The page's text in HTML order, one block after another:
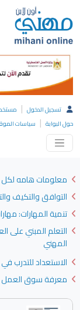
تسجيل الدخول |
حول البوابة | سياسات
معلومات هامه لكل
التوافق والتكيف
تنمية المهارات:
التعلم المبني على
المهني
الاستعداد للتدرب
معرفة سوق العمل